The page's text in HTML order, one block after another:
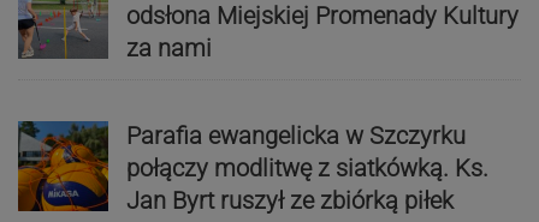
odsłona Miejskiej Promenady Kultury
za nami
Parafia ewangelicka w Szczyrku
połączy modlitwę z siatkówką. Ks.
Jan Byrt ruszył ze zbiórką piłek